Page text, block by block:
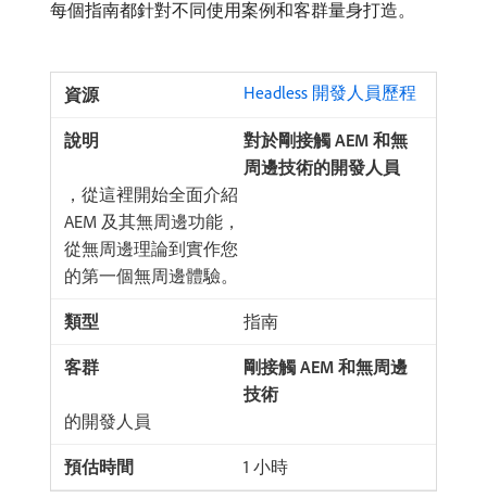
每個指南都針對不同使用案例和客群量身打造。
Headless 開發人員歷程
對於剛接觸 AEM 和無
周邊技術的開發人員
，從這裡開始全面介紹
AEM 及其無周邊功能，
從無周邊理論到實作您
的第一個無周邊體驗。
指南
剛接觸 AEM 和無周邊
技術
的開發人員
1 小時